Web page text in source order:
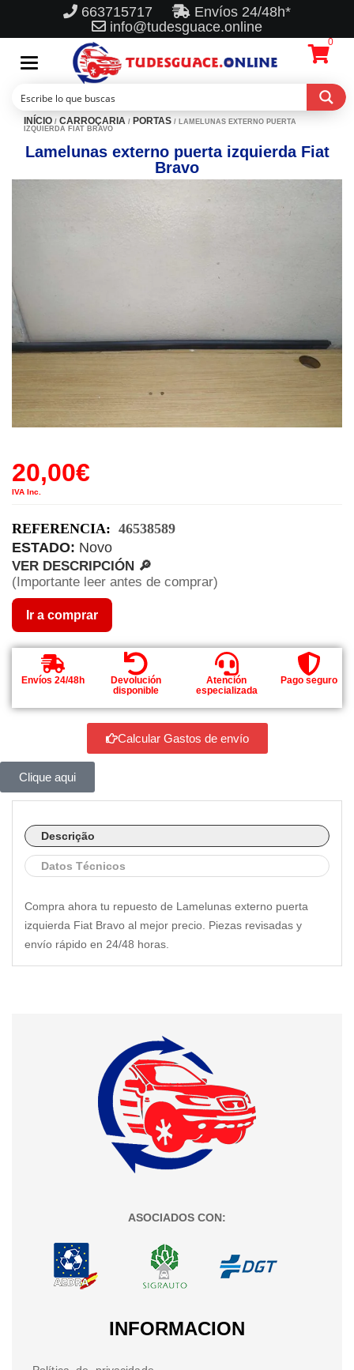
663715717
Envíos 24/48h*
info@tudesguace.online
Toggle
navigation
0
INÍCIO / CARROÇARIA / PORTAS / LAMELUNAS EXTERNO PUERTA
IZQUIERDA FIAT BRAVO
Lamelunas externo puerta izquierda Fiat
Bravo
20,00€
IVA Inc.
REFERENCIA: 46538589
ESTADO: Novo
VER DESCRIPCIÓN 🔎
(Importante leer antes de comprar)
Ir a comprar
Envíos 24/48h
Devolución
disponible
Atención
especializada
Pago seguro
Calcular Gastos de envío
Clique aqui
Descrição
Datos Técnicos
Compra ahora tu repuesto de Lamelunas externo puerta
izquierda Fiat Bravo al mejor precio. Piezas revisadas y
envío rápido en 24/48 horas.
ASOCIADOS CON:
INFORMACION